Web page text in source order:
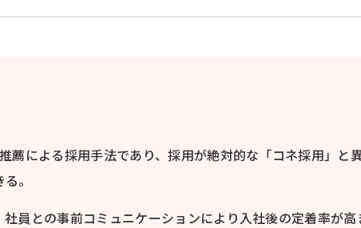
薦による採用手法であり、採用が絶対的な「コネ採用」と
。
員との事前コミュニケーションにより入社後の定着率が高